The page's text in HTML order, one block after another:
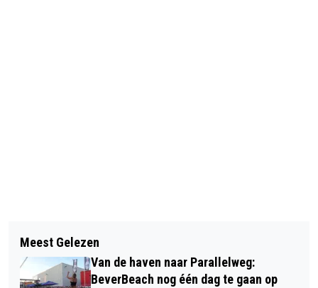
ACHTER DE ROLLATOR DOOR HET
OLYMPISCH STADION
EEN DAGJE WEG MET DE PLUSBUS
Meest Gelezen
Van de haven naar Parallelweg:
BeverBeach nog één dag te gaan op